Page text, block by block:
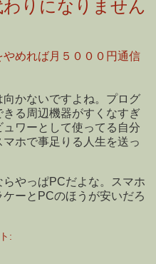
りになりません
めれば月５０００円通信
かないですよね。プログ
る周辺機器がすくなすぎ
ワーとして使ってる自分
ホで事足りる人生を送っ
やっぱPCだよな。スマホ
ーとPCのほうが安いだろ
: